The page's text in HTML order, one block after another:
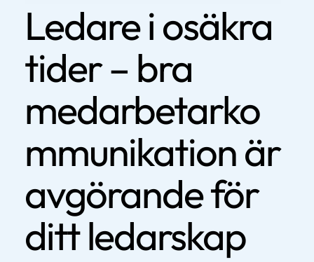
Ledare i osäkra
tider – bra
medarbetarko
mmunikation är
avgörande för
ditt ledarskap